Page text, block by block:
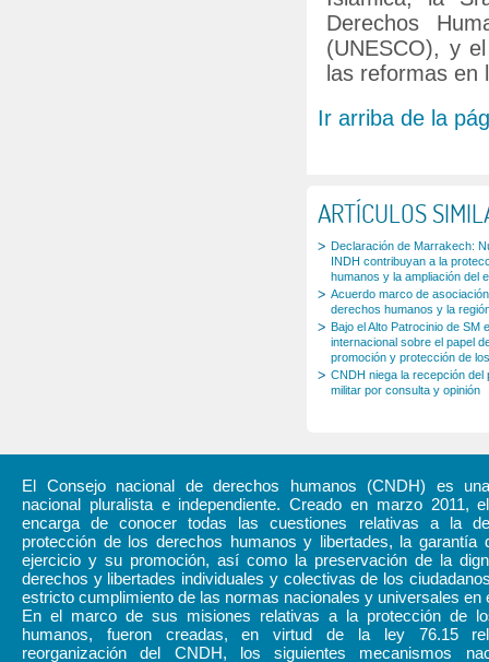
Derechos
(UNESCO), y
las reformas en
Ir arriba de la
ARTÍCULOS
Declaración de Marrakech:
INDH contribuyan a la
humanos y la ampliación del
Acuerdo marco de
derechos humanos y la
Bajo el Alto Patrocinio de SM
internacional sobre el papel
promoción y protección de
CNDH niega la recepción
militar por consulta y opinión
El Consejo nacional de derechos humanos (CNDH) es
nacional pluralista e independiente. Creado en marzo 2011,
encarga de conocer todas las cuestiones relativas a la
protección de los derechos humanos y libertades, la garantía
ejercicio y su promoción, así como la preservación de la
derechos y libertades individuales y colectivas de los
estricto cumplimiento de las normas nacionales y universales en
En el marco de sus misiones relativas a la protección de
humanos, fueron creadas, en virtud de la ley 76.15
reorganización del CNDH, los siguientes mecanismos